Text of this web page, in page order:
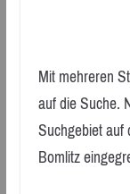
Mit mehreren
auf die Suche.
Suchgebiet auf
Bomlitz